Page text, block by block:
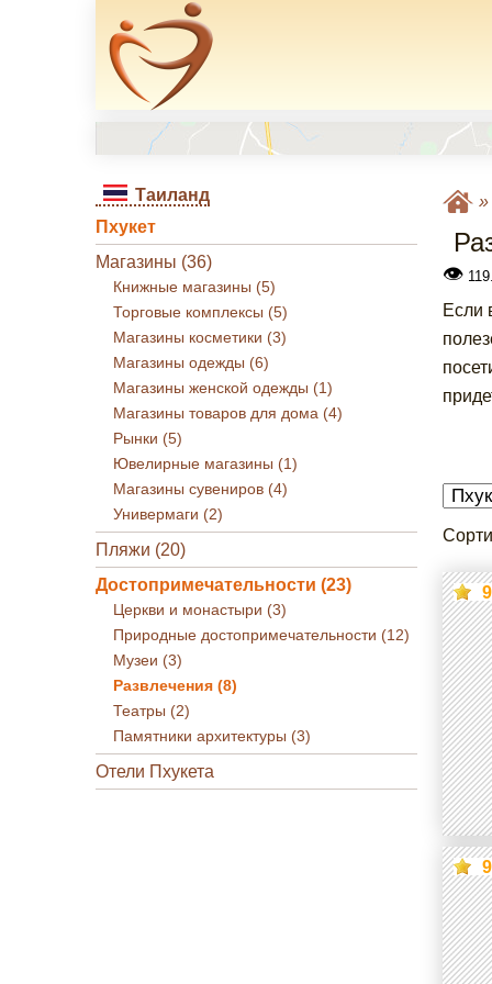
Таиланд
Пхукет
Магазины (36)
Книжные магазины (5)
Торговые комплексы (5)
Магазины косметики (3)
Магазины одежды (6)
Магазины женской одежды (1)
Магазины товаров для дома (4)
Рынки (5)
Ювелирные магазины (1)
Магазины сувениров (4)
Универмаги (2)
Пляжи (20)
Достопримечательности (23)
Церкви и монастыри (3)
Природные достопримечательности (12)
Музеи (3)
Развлечения (8)
Театры (2)
Памятники архитектуры (3)
Отели Пхукета
»
👁
Если
9
9